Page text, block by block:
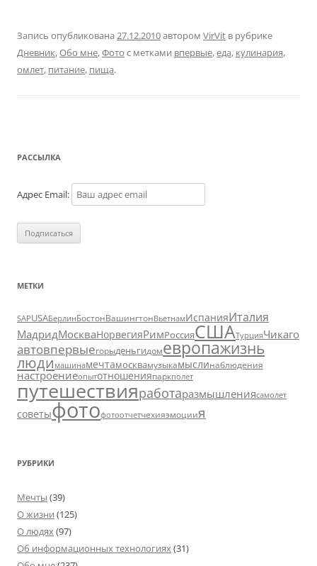
Запись опубликована 27.12.2010автором VirVit в рубрике
Дневник,Обо мне,Фото с метками впервые,еда, кулинария,
омлет, питание, пища.
РАССЫЛКА
Адрес Email:
МЕТКИ
SAPUSAБерлинБостонВашингтонВьетнамИспанияИталия
МадридМоскваНорвегияРимРоссияСШАТурцияЧикаго
автовпервыегорыденьгидомевропажизнь
люди машинамечтамосквамузыкамыслинаблюдения
настроениеопытотношенияпаркполет
путешествияработаразмышлениясамолет
советыфотофотоотчетчехияэмоциия
РУБРИКИ
Мечты (39)
О жизни (125)
О людях(97)
Об информационных технологиях(31)